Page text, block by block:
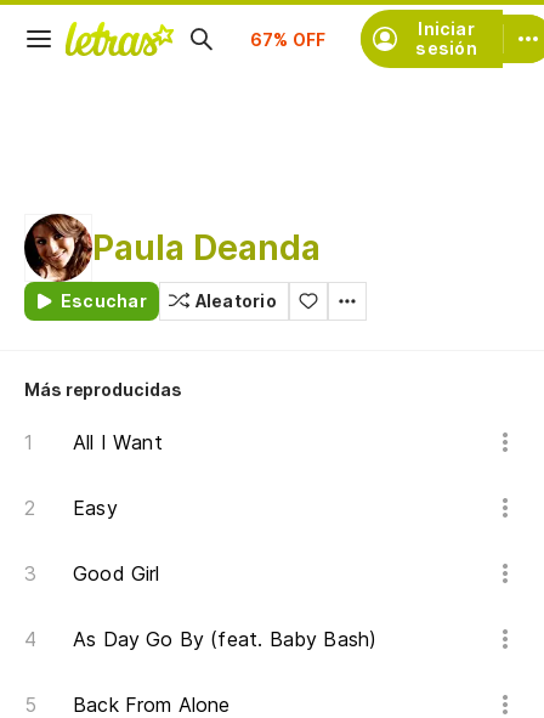
Iniciar
sesión
Suscríbete
Paula Deanda
Escuchar Aleatorio
Más reproducidas
All I Want
Easy
Good Girl
As Day Go By (feat. Baby Bash)
Back From Alone